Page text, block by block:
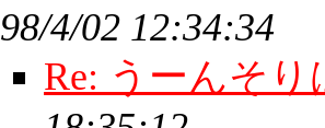
98/4/02 12:34:34
Re: うーんそ